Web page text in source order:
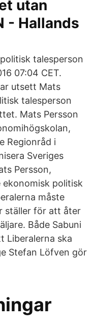
utan
- Hallands
talesperson
07:04 CET.
utsett Mats
talesperson
Mats Persson
Regionråd i
Sveriges
Persson,
­politisk
måste
­ställer för att åter
Både Sabuni
Liberalerna ska
Stefan Löfven gör